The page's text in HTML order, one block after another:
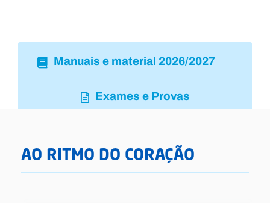
Manuais e material 2026/2027
Exames e Provas
AO RITMO DO CORAÇÃO